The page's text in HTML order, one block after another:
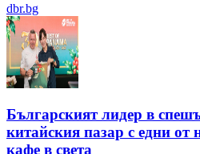
dbr.bg
Българският лидер в
китайския пазар с едни от
кафе в света